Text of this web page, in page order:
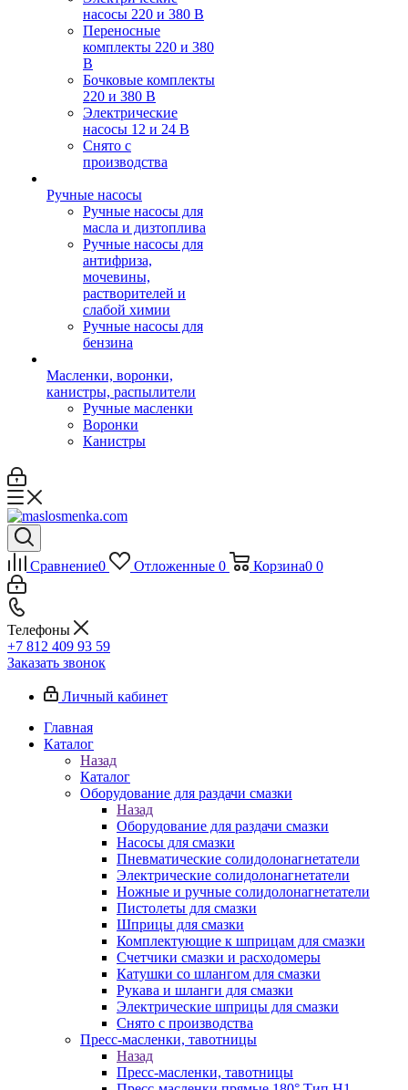
насосы 220 и 380 В
Переносные
комплекты 220 и 380
В
Бочковые комплекты
220 и 380 В
Электрические
насосы 12 и 24 В
Снято с
производства
Ручные насосы
Ручные насосы для
масла и дизтоплива
Ручные насосы для
антифриза,
мочевины,
растворителей и
слабой химии
Ручные насосы для
бензина
Масленки, воронки,
канистры, распылители
Ручные масленки
Воронки
Канистры
Сравнение0 Отложенные 0 Корзина0 0
Телефоны
+7 812 409 93 59
Заказать звонок
Личный кабинет
Главная
Каталог
Назад
Каталог
Оборудование для раздачи смазки
Назад
Оборудование для раздачи смазки
Насосы для смазки
Пневматические солидолонагнетатели
Электрические солидолонагнетатели
Ножные и ручные солидолонагнетатели
Пистолеты для смазки
Шприцы для смазки
Комплектующие к шприцам для смазки
Счетчики смазки и расходомеры
Катушки со шлангом для смазки
Рукава и шланги для смазки
Электрические шприцы для смазки
Снято с производства
Пресс-масленки, тавотницы
Назад
Пресс-масленки, тавотницы